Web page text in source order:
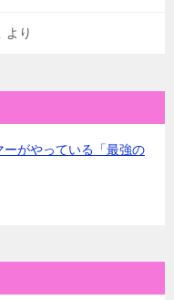
より
がやっている「最強の